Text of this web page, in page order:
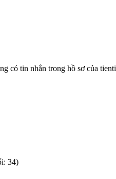
có tin nhắn trong hồ sơ của
34)